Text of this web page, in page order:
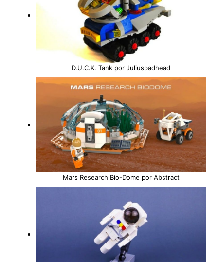
D.U.C.K. Tank por Juliusbadhead
Mars Research Bio-Dome por Abstract